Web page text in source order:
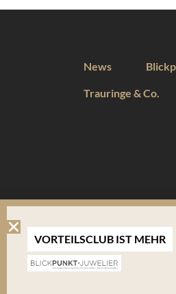
News
Trauringe & Co.
DIESE WEBSEITE
Wir verwenden Cookies um
Endgerät abgelegt werden. Um
verwalten welche davon Sie
VORTEILSCLUB IST MEHR